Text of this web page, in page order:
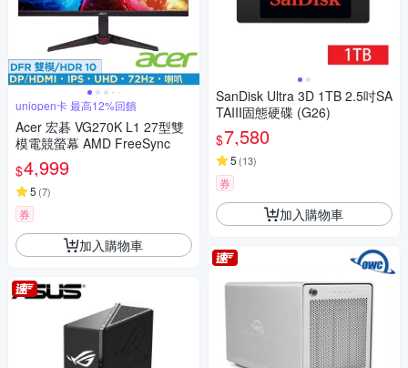
uniopen卡 最高12%回饋
Acer 宏碁 VG270K L1 27型雙
模電競螢幕 AMD FreeSync
$4,999
5 (7)
券
加入購物車
SanDisk Ultra 3D 1TB 2.5吋SA
TAIII固態硬碟 (G26)
$7,580
5 (13)
券
加入購物車